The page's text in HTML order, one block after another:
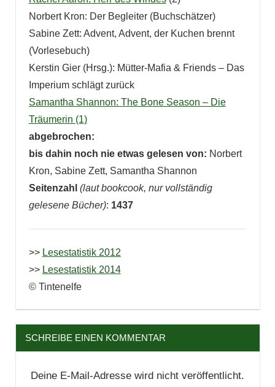
Norbert Kron: Der Begleiter (Buchschätzer)
Sabine Zett: Advent, Advent, der Kuchen brennt
(Vorlesebuch)
Kerstin Gier (Hrsg.): Mütter-Mafia & Friends – Das
Imperium schlägt zurück
Samantha Shannon: The Bone Season – Die
Träumerin (1)
abgebrochen:
bis dahin noch nie etwas gelesen von: Norbert
Kron, Sabine Zett, Samantha Shannon
Seitenzahl (laut bookcook, nur vollständig
gelesene Bücher): 1437
>> Lesestatistik 2012
>> Lesestatistik 2014
© Tintenelfe
SCHREIBE EINEN KOMMENTAR
Deine E-Mail-Adresse wird nicht veröffentlicht.